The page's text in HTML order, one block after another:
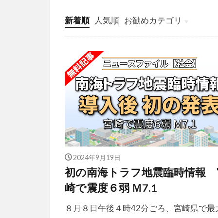
新着順 人気順 お勧めカテゴリ
投稿
学び
マンガ
電子書籍
2024年9月19日
初の南海トラフ地震臨時情報
崎で震度６弱 Ｍ7.1
８月８日午後４時42分ごろ、宮崎県で最